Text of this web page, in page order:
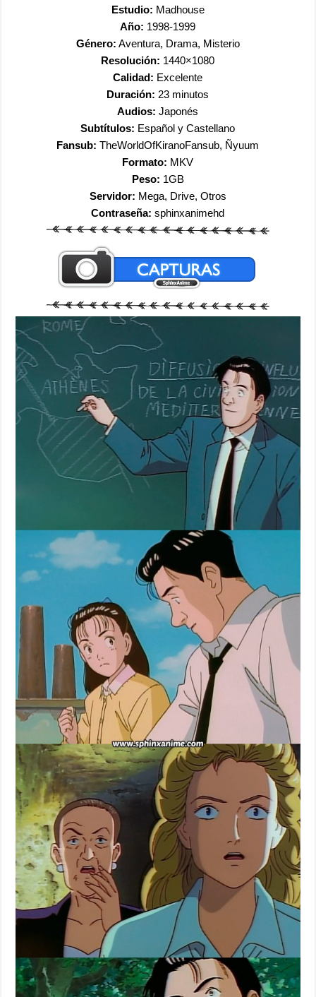
Estudio: Madhouse
Año: 1998-1999
Género: Aventura, Drama, Misterio
Resolución: 1440×1080
Calidad: Excelente
Duración: 23 minutos
Audios:Japonés
Subtítulos: Español y Castellano
Fansub: TheWorldOfKiranoFansub, Ñyuum
Formato: MKV
Peso: 1GB
Servidor: Mega, Drive, Otros
Contraseña:sphinxanimehd